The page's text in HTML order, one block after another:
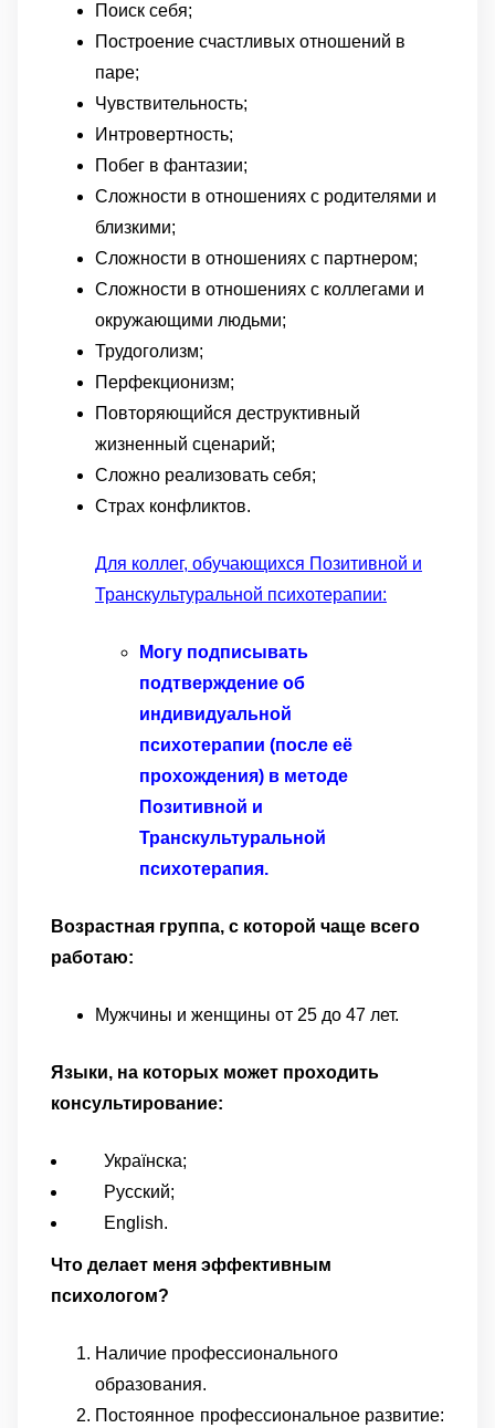
Поиск себя;
Построение счастливых отношений в
паре;
Чувствительность;
Интровертность;
Побег в фантазии;
Сложности в отношениях с родителями и
близкими;
Сложности в отношениях с партнером;
Сложности в отношениях с коллегами и
окружающими людьми;
Трудоголизм;
Перфекционизм;
Повторяющийся деструктивный
жизненный сценарий;
Сложно реализовать себя;
Страх конфликтов.
Для коллег, обучающихся Позитивной и
Транскультуральной психотерапии:
Могу подписывать
подтверждение об
индивидуальной
психотерапии (после её
прохождения) в методе
Позитивной и
Транскультуральной
психотерапия.
Возрастная группа, с которой чаще всего
работаю:
Мужчины и женщины от 25 до 47 лет.
Языки, на которых может проходить
консультирование:
Українска;
Русский;
English.
Что делает меня эффективным
психологом?
Наличие профессионального
образования.
Постоянное профессиональное развитие: